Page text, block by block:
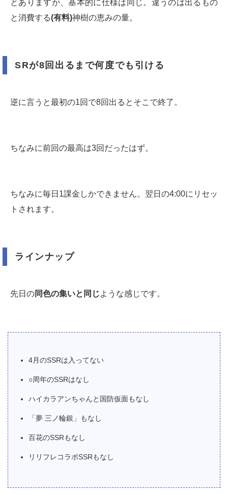
とありますが、基本的に仕様は同じ。違うのは出るもの
と消費する(有料)神樹の恵みの量。
SRが8回出るまで何度でも引ける
逆に言うと最初の1回で8回出るとそこで終了。
ちなみに前回の最高は3回だったはず。
ちなみに毎日1課金しかできません。翌日の4:00にリセッ
トされます。
ラインナップ
先日の同色の集いと同じような感じです。
4月のSSRは入ってない
○周年のSSRはなし
ハイカラアンちゃんと国防仮面もなし
「夢 三ノ輪銀」もなし
百花のSSRもなし
リリフレコラボSSRもなし